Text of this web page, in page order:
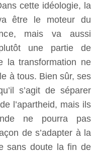
cette idéologie, la
être le moteur du
mais va aussi
une partie de
la transformation ne
à tous. Bien sûr, ses
s’agit de séparer
l’apartheid, mais ils
ne pourra pas
de s’adapter à la
sans doute la fin de